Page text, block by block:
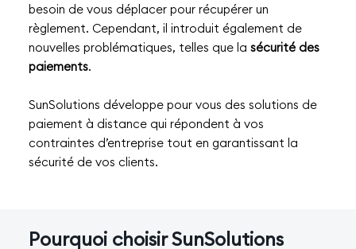
Pourquoi choisir SunSolutions
besoin de vous déplacer pour récupérer un
règlement. Cependant, il introduit également de
nouvelles problématiques, telles que la sécurité des
paiements.
SunSolutions développe pour vous des solutions de
paiement à distance qui répondent à vos
contraintes d’entreprise tout en garantissant la
sécurité de vos clients.